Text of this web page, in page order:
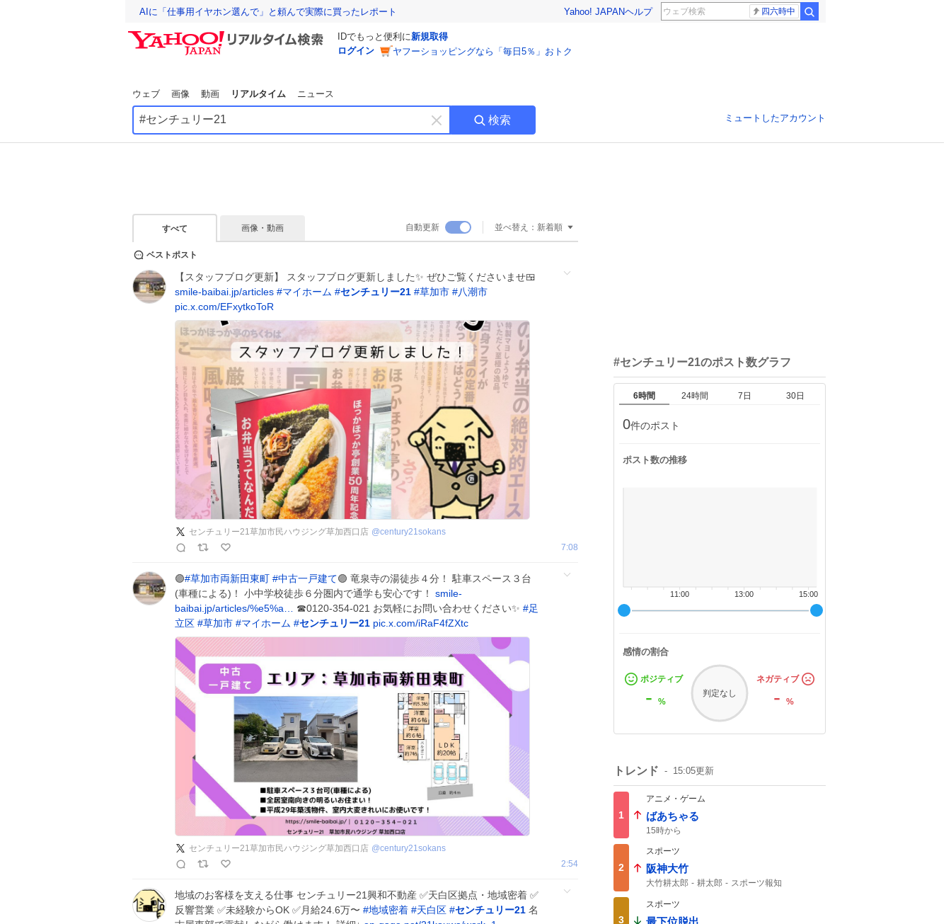
AIに「仕事用イヤホン選んで」と頼んで実際に買ったレポート Yahoo! JAPANヘルプ 四六時中
IDでもっと便利に新規取得
ログイン
ヤフーショッピングなら「毎日5％」おトク
ウェブ 画像 動画 リアルタイム ニュース
キ
ー
す
検索 ミュートしたアカウント
すべて 画像・動画 自動更新 並べ替え： 新着順
ベストポスト
【スタッフブログ更新】 スタッフブログ更新しました✨ ぜひご覧くださいませ🍱
smile-baibai.jp/articles #マイホーム #センチュリー21 #草加市 #八潮市
pic.x.com/EFxytkoToR
センチュリー21草加市民ハウジング草加西口店 @century21sokans
7:08
🟣#草加市両新田東町 #中古一戸建て🟣 竜泉寺の湯徒歩４分！ 駐車スペース３台
(車種による)！ 小中学校徒歩６分圏内で通学も安心です！ smile-
baibai.jp/articles/%e5%a…
☎0120-354-021 お気軽にお問い合わせください✨ #足
立区 #草加市 #マイホーム #センチュリー21 pic.x.com/iRaF4fZXtc
センチュリー21草加市民ハウジング草加西口店 @century21sokans
2:54
地域のお客様を支える仕事 センチュリー21興和不動産 ✅天白区拠点・地域密着 ✅
反響営業 ✅未経験からOK ✅月給24.6万〜 #地域密着 #天白区 #センチュリー21 名
#センチュリー21のポスト数グラフ
6時間 24時間 7日 30日
0件のポスト
ポスト数の推移
15:00
13:00
11:00
感情の割合
ポジティブ
- %
判定なし
ネガティブ
-%
トレンド 15:05更新
1
アニメ・ゲーム
ばあちゃる
15時から
2
スポーツ
阪神大竹
大竹耕太郎 耕太郎 スポーツ報知
3
スポーツ
最下位脱出